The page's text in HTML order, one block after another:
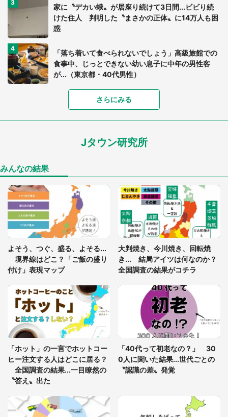
家に〝デカい蛾〟が居座り続けて3日間...ビビり続
けた住人 判明した〝まさかの正体〟に14万人も困
惑
「落ち着いて食べられないでしょう」高級旅館での
食事中、じっとできない幼い息子に中年の男性客
が...（東京都・40代男性）
「富豪すぎ」1歳息子の〝店頭駄々こね〟の内容に1.
7万人驚がく 「お菓子売り場ならまだしも...」「ハ
ードル高い」
あまりにも四角すぎる猫、激写される 「これもう
「閉所恐怖症の私は新幹線で大パニック。隣席の青
年に『手を繋いで』とお願いしたら...」 体験談に
8万人感動
グっちゃってた〝野生の野菜〟に6.5万人戦慄
「○○がない街に住んでいます」住人の呟きに30万
人驚がく 何が存在しないか、あなたはわかる？
「修学旅行に途中参加する娘を送って行ったら、真
っ暗な道で遭難状態。なんとか見つけた民家に助け
を求めると、住人の男性が...」
さらにみる
Jタウン研究所
みんなの結果
よそう、つぐ、盛る、よそる...
境界線はどこ？「ご飯の盛り
付け」表現マップ
大判焼き、今川焼き、回転焼
き... 結局アイツは何なのか？
全国調査の結果がコチラ
「ホット」の一言でホットコー
ヒー注文する人はどこに居る？
全国調査の結果...一目瞭然の
〝答え〟出た
「40代って初老なの？」 30
0人に聞いた結果...世代ごとの
〝認識の差〟発覚